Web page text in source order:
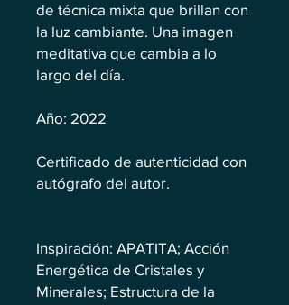
de técnica mixta que brillan con
la luz cambiante. Una imagen
meditativa que cambia a lo
largo del día.
Año: 2022
Certificado de autenticidad con
autógrafo del autor.
Inspiración: APATITA; Acción
Energética de Cristales y
Minerales; Estructura de la